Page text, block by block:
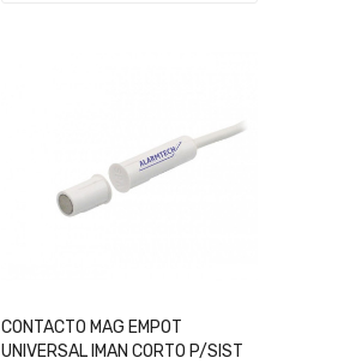
+ Ajouter Au Panier
CONTACTO MAG EMPOT
UNIVERSAL IMAN CORTO P/SIST